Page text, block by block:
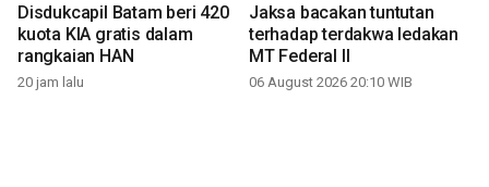
Disdukcapil Batam beri 420
kuota KIA gratis dalam
rangkaian HAN
20 jam lalu
Jaksa bacakan tuntutan
terhadap terdakwa ledakan
MT Federal II
06 August 2026 20:10 WIB